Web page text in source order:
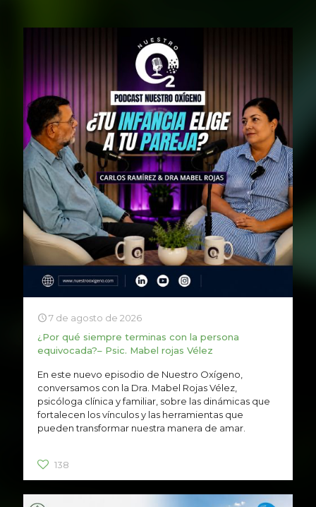
7 de agosto de 2026
¿Por qué siempre terminas con la persona
equivocada?– Psic. Mabel rojas Vélez
En este nuevo episodio de Nuestro Oxígeno,
conversamos con la Dra. Mabel Rojas Vélez,
psicóloga clínica y familiar, sobre las dinámicas que
fortalecen los vínculos y las herramientas que
pueden transformar nuestra manera de amar.
138